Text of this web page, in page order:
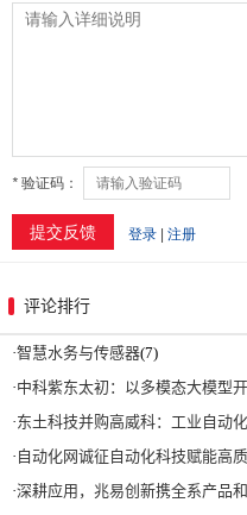
评论排行
·智慧水务与传感器(7)
·中科紫东太初：以多模态大模型
·东土科技并购高威科：工业自动
· 自动化网诚征自动化科技赋能高
·深耕应用，兆易创新携全系产品